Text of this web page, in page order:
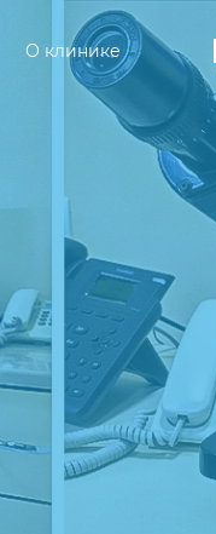
О клинике